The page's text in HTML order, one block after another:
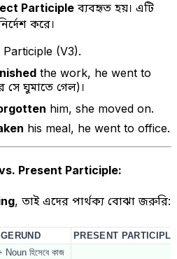
Participle ব্যবহৃত হয়। এটি
করে।
(V3).
the work, he went to
সে ঘুমাতে গেল)।
him, she moved on.
his meal, he went to office.
vs. Present Participle:
, তাই এদের পার্থক্য বোঝা জরুরি:
GERUND PRESENT PARTICIPLE
হিসেবে কাজ